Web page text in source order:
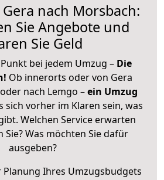
nach Morsbach:
Sie Angebote und
Sie Geld
bei jedem Umzug – Die
Ob innerorts oder von Gera
nach Lemgo –ein Umzug
sich vorher im Klaren sein, was
Welchen Service erwarten
Sie? Was möchten Sie dafür
ausgeben?
Planung Ihres Umzugsbudgets